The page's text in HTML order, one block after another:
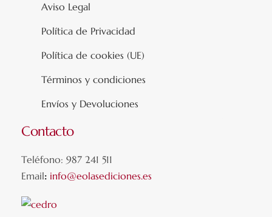
Aviso Legal
Política de Privacidad
Política de cookies (UE)
Términos y condiciones
Envíos y Devoluciones
Contacto
Teléfono: 987 241 511
Email: info@eolasediciones.es